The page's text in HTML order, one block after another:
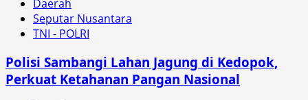
Daerah
Seputar Nusantara
TNI - POLRI
Polisi Sambangi Lahan Jagung di Kedopok,
Perkuat Ketahanan Pangan Nasional